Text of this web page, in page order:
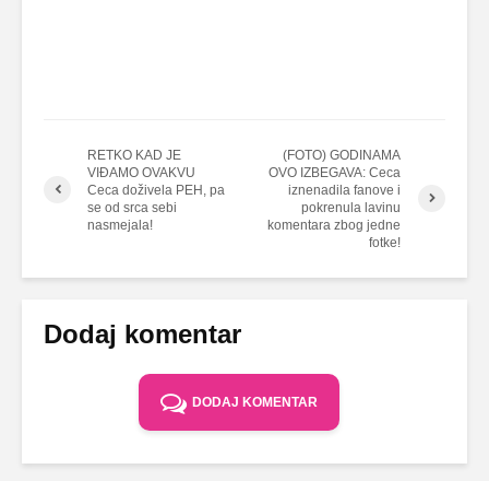
RETKO KAD JE
VIĐAMO OVAKVU
Ceca doživela PEH, pa
se od srca sebi
nasmejala!
(FOTO) GODINAMA
OVO IZBEGAVA: Ceca
iznenadila fanove i
pokrenula lavinu
komentara zbog jedne
fotke!
Dodaj komentar
DODAJ KOMENTAR